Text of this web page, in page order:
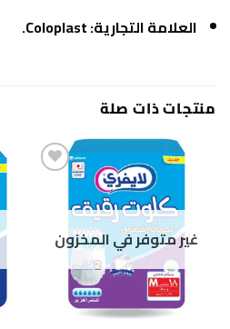
العلامة التجارية: Coloplast.
منتجات ذات صلة
غير متوفر في المخزون